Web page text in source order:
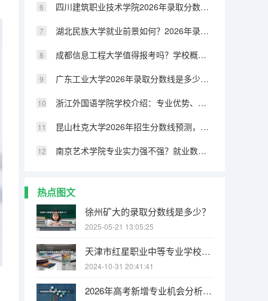
四川建筑职业技术学院2026年录取分数是多少？新生报到与住宿条件说明
湖北民族大学就业前景如何？2026年录取分数与专业设施详解
成都信息工程大学值得报考吗？学校概况、专业设施与录取线分析
广东工业大学2026年录取分数线是多少？专业优势与就业前景全面解析
浙江外国语学院学校介绍：专业优势、校园环境与录取分数一览
昆山杜克大学2026年招生分数线预测，热门专业与就业方向解读
南京艺术学院专业实力强不强？就业数据与2026年报考分数参考
热点图文
徐州矿大的录取分数线是多少？
2025-05-21 13:05:25
天津市红星职业中等专业学校录取分数线是多少？
2024-10-31 20:41:41
2026年高考新增专业机会分析：人工智能、具身智能、碳中和等新专业首年录取预测